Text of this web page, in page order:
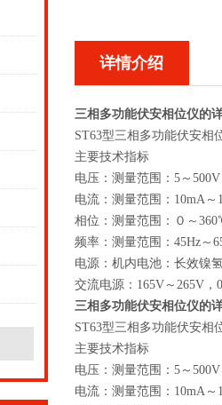
详情介绍
三相多功能伏安相位仪的
ST63型三相多功能伏安相
主要技术指标
电压：测量范围：5～
电流：测量范围：10mA
相位：测量范围：０～
频率：测量范围：45Hz～
电源：机内电池：长效镍
交流电源：165V～265V，
三相多功能伏安相位仪的
ST63型三相多功能伏安相
主要技术指标
电压：测量范围：5～
电流：测量范围：10mA